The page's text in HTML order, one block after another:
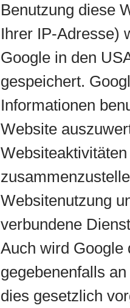
Benutzung diese
Ihrer IP-Adresse)
Google in den
gespeichert.
Informationen
Website
Websitenutzung
verbundene
Auch wird Google
gegebenenfalls
dies gesetzlich